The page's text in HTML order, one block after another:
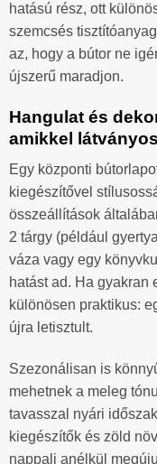
hatású rész, ott
szemcsés
az, hogy a bútor ne
újszerű maradjon.
Hangulat és
amikkel
Egy központi
kiegészítővel
összeállítások
2 tárgy (például
váza vagy egy
hatást ad. Ha gyakran
különösen praktikus:
újra letisztult.
Szezonálisan is
mehetnek a meleg
tavasszal nyári
kiegészítők és zöld
nappali anélkül